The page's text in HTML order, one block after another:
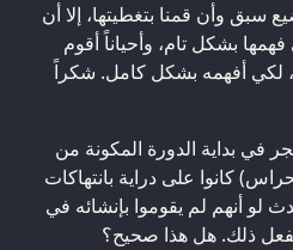
سبق وأن قمنا بتغطيتها، إلا أن
بشكل تام، وأحياناً أقوم
لكي أفهمه بشكل كامل. شكراً
في بداية الدورة المكونة من
كانوا على دراية بانتهاكات
لو أنهم لم يقوموا بإنشائه في
ذلك. هل هذا صحيح؟